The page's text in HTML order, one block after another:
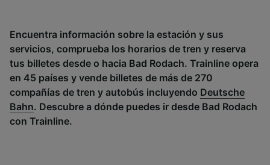
Encuentra información sobre la estación y sus
servicios, comprueba los horarios de tren y reserva
tus billetes desde o hacia Bad Rodach. Trainline opera
en 45 países y vende billetes de más de 270
compañías de tren y autobús incluyendo Deutsche
Bahn. Descubre a dónde puedes ir desde Bad Rodach
con Trainline.